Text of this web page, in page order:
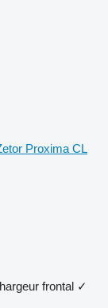
Proxima CL
frontal ✓